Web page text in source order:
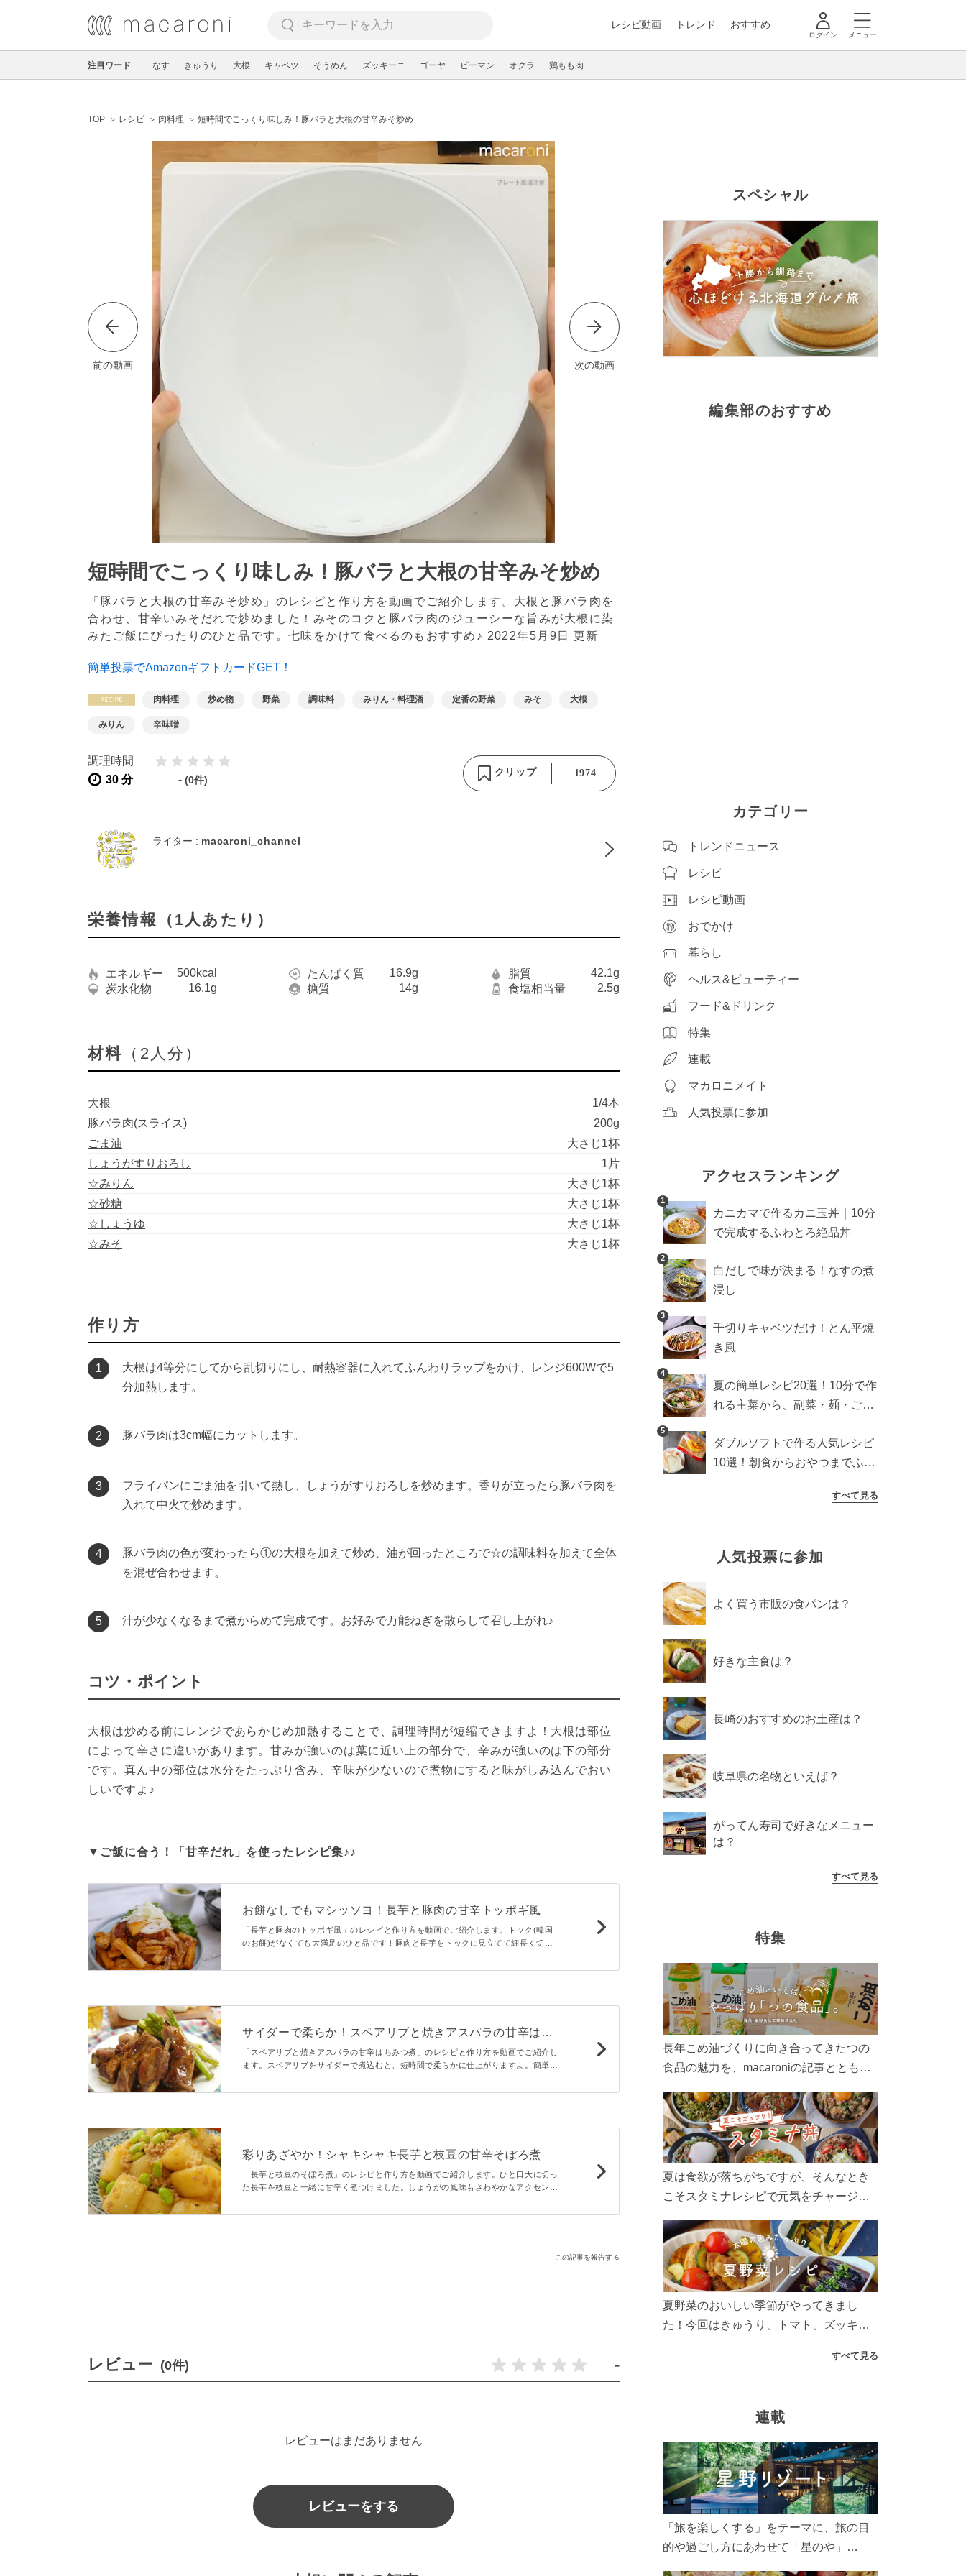
レシピ動画 トレンド おすすめ
ログイン メニュー
注目ワード なす きゅうり 大根 キャベツ そうめん ズッキーニ ゴーヤ ピーマン オクラ 鶏もも肉
TOP レシピ 肉料理 短時間でこっくり味しみ！豚バラと大根の甘辛みそ炒め
前の動画 次の動画
短時間でこっくり味しみ！豚バラと大根の甘辛みそ炒め
「豚バラと大根の甘辛みそ炒め」のレシピと作り方を動画でご紹介します。大根と豚バラ肉を
合わせ、甘辛いみそだれで炒めました！みそのコクと豚バラ肉のジューシーな旨みが大根に染
みたご飯にぴったりのひと品です。七味をかけて食べるのもおすすめ♪ 2022年5月9日 更新
簡単投票でAmazonギフトカードGET！
肉料理 炒め物 野菜 調味料 みりん・料理酒 定番の野菜 みそ 大根
みりん 辛味噌
調理時間
30 分
- (0件)
クリップ 1974
ライター : macaroni_channel
栄養情報（1人あたり）
エネルギー 500kcal たんぱく質 16.9g 脂質
42.1g
炭水化物
16.1g 糖質 14g 食塩相当量 2.5g
材料 （2人分）
大根
1/4本
豚バラ肉(スライス)
200g
ごま油
大さじ1杯
しょうがすりおろし
1片
☆みりん
大さじ1杯
☆砂糖
大さじ1杯
☆しょうゆ
大さじ1杯
☆みそ
大さじ1杯
作り方
1
大根は4等分にしてから乱切りにし、耐熱容器に入れてふんわりラップをかけ、レンジ600Wで5
分加熱します。
2 豚バラ肉は3cm幅にカットします。
3
フライパンにごま油を引いて熱し、しょうがすりおろしを炒めます。香りが立ったら豚バラ肉を
入れて中火で炒めます。
4
豚バラ肉の色が変わったら①の大根を加えて炒め、油が回ったところで☆の調味料を加えて全体
を混ぜ合わせます。
5 汁が少なくなるまで煮からめて完成です。お好みで万能ねぎを散らして召し上がれ♪
コツ・ポイント
大根は炒める前にレンジであらかじめ加熱することで、調理時間が短縮できますよ！大根は部位
によって辛さに違いがあります。甘みが強いのは葉に近い上の部分で、辛みが強いのは下の部分
です。真ん中の部位は水分をたっぷり含み、辛味が少ないので煮物にすると味がしみ込んでおい
しいですよ♪
▼ご飯に合う！「甘辛だれ」を使ったレシピ集♪♪
お餅なしでもマシッソヨ！長芋と豚肉の甘辛トッポギ風
「長芋と豚肉のトッポギ風」のレシピと作り方を動画でご紹介します。トック(韓国
のお餅)がなくても大満足のひと品です！豚肉と長芋をトックに見立てて細長く切
す♪
サイダーで柔らか！スペアリブと焼きアスパラの甘辛はち
みつ煮
「スペアリブと焼きアスパラの甘辛はちみつ煮」のレシピと作り方を動画でご紹介し
ます。スペアリブをサイダーで煮込むと、短時間で柔らかに仕上がりますよ。簡単な
彩りあざやか！シャキシャキ長芋と枝豆の甘辛そぼろ煮
「長芋と枝豆のそぼろ煮」のレシピと作り方を動画でご紹介します。ひと口大に切っ
た長芋を枝豆と一緒に甘辛く煮つけました。しょうがの風味もさわやかなアクセント
この記事を報告する
レビュー (0件) -
レビューはまだありません
レビューをする
スペシャル
編集部のおすすめ
カテゴリー
トレンドニュース
レシピ
レシピ動画
おでかけ
暮らし
ヘルス&ビューティー
フード&ドリンク
特集
連載
マカロニメイト
人気投票に参加
アクセスランキング
1
カニカマで作るカニ玉丼｜10分
で完成するふわとろ絶品丼
2
白だしで味が決まる！なすの煮
浸し
3
千切りキャベツだけ！とん平焼
き風
4
夏の簡単レシピ20選！10分で作
れる主菜から、副菜・麺・ごは
5
ダブルソフトで作る人気レシピ
10選！朝食からおやつまでふん
すべて見る
人気投票に参加
よく買う市販の食パンは？
好きな主食は？
長崎のおすすめのお土産は？
岐阜県の名物といえば？
がってん寿司で好きなメニュー
は？
すべて見る
特集
長年こめ油づくりに向き合ってきたつの
食品の魅力を、macaroniの記事とともに
ん、製造現場や品質へのこだわりまで。
こめ油をもっと好きになるコンテンツを
ぜひお楽しみください。
夏は食欲が落ちがちですが、そんなとき
こそスタミナレシピで元気をチャージ！
リ食べて、夏バテを吹き飛ばしましょ
う！
夏野菜のおいしい季節がやってきまし
た！今回はきゅうり、トマト、ズッキー
太陽の光をたっぷりあびた夏野菜は栄養
すべて見る
連載
「旅を楽しくする」をテーマに、旅の目
的や過ごし方にあわせて「星のや」